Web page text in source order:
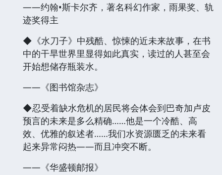
——约翰•斯卡尔齐，著名科幻作家，雨果奖、轨
迹奖得主
◆《水刀子》中残酷、惊悚的近未来故事，在书
中的干旱世界里显得如此真实，读过的人甚至会
开始想储存瓶装水。
——《图书馆杂志》
◆忍受着缺水危机的居民将会体会到巴奇加卢皮
预言的未来是多么精确……他是一个冷酷、高
效、优雅的叙述者……我们水资源匮乏的未来看
起来异常闷热——而且冲突不断。
——《华盛顿邮报》